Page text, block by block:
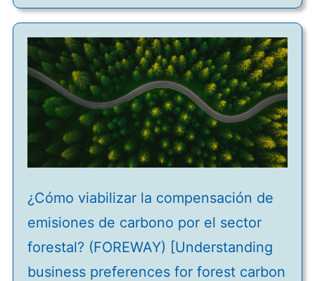
¿Cómo viabilizar la compensación de
emisiones de carbono por el sector
forestal? (FOREWAY) [Understanding
business preferences for forest carbon